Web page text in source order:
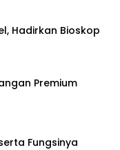
Hadirkan Bioskop
Premium
Fungsinya